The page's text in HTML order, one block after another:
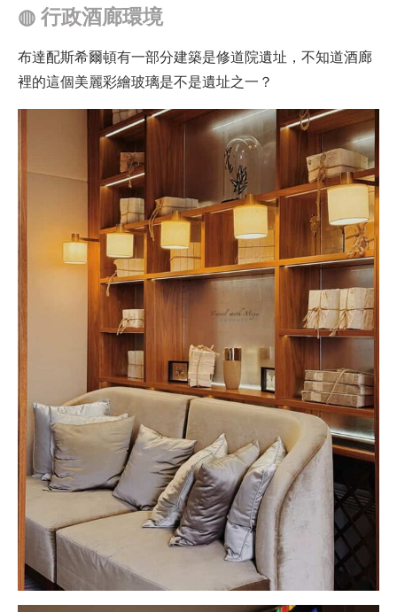
◍行政酒廊環境
布達配斯希爾頓有一部分建築是修道院遺址，不知道酒廊
裡的這個美麗彩繪玻璃是不是遺址之一？